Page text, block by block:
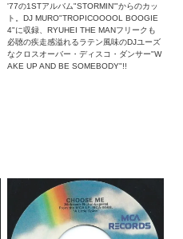
'77の1STアルバム"STORMIN'"からのカッ
ト。DJ MURO"TROPICOOOOL BOOGIE
4"に収録、RYUHEI THE MANフリークも
必聴の疾走感溢れるラテン風味のDJユーズ
なクロスオーバー・ディスコ・ダンサー"W
AKE UP AND BE SOMEBODY"!!